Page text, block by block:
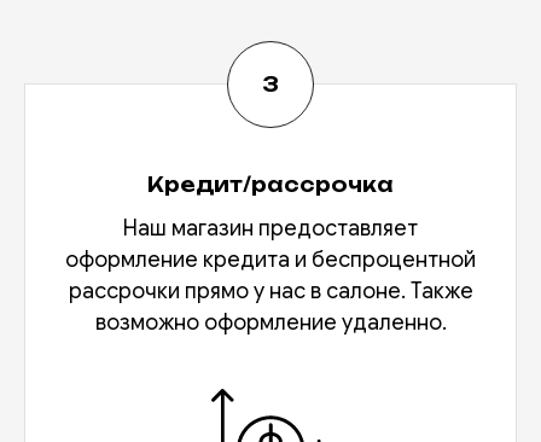
Кредит/рассрочка
Наш магазин предоставляет
оформление кредита и беспроцентной
рассрочки прямо у нас в салоне. Также
возможно оформление удаленно.